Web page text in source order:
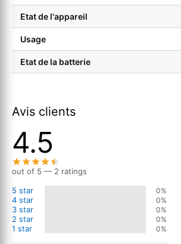
Etat de l'appareil
Usage
Etat de la batterie
Avis clients
4.5
out of 5 — 2 ratings
5 star
0%
4 star 0%
3 star 0%
2 star 0%
1 star 0%